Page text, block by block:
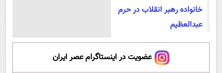
خانواده رهبر انقلاب در حرم
عبدالعظیم
عضویت در اینستاگرام عصر ایران